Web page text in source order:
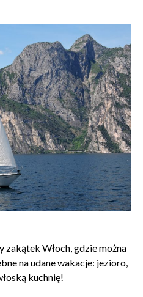
Włoch, gdzie można
na udane wakacje: jezioro,
kuchnię!